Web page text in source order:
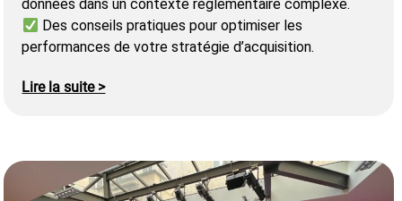
données dans un contexte réglementaire complexe.
Des conseils pratiques pour optimiser les
performances de votre stratégie d’acquisition.
Lire la suite >